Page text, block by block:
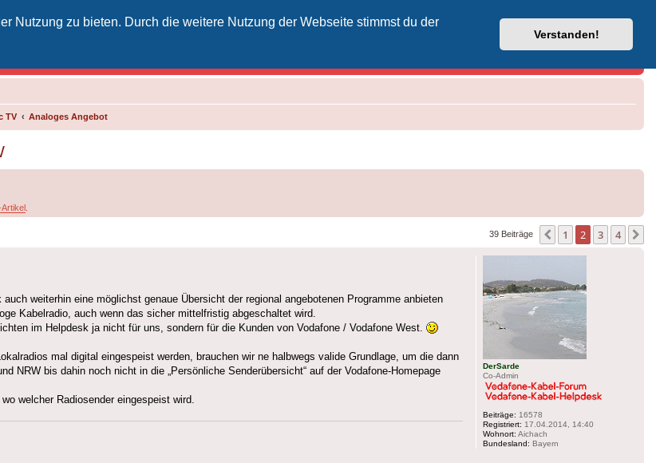
Nutzung zu bieten. Durch die weitere Nutzung der Webseite stimmst du der
Verstanden!
Vodafone-Kabel-Helpdesk
TV Analoges Angebot
39 Beiträge Vorherige
1 2 3 4
DerSarde
Co-Admin
Beiträge: 16578
Registriert: 17.04.2014, 14:40
Wohnort: Aichach
Bundesland: Bayern
weiterhin eine möglichst genaue Übersicht der regional angebotenen Programme anbieten
Kabelradio, auch wenn das sicher mittelfristig abgeschaltet wird.
im Helpdesk ja nicht für uns, sondern für die Kunden von Vodafone / Vodafone West.
mal digital eingespeist werden, brauchen wir ne halbwegs valide Grundlage, um die dann
NRW bis dahin noch nicht in die „Persönliche Senderübersicht“ auf der Vodafone-Homepage
welcher Radiosender eingespeist wird.